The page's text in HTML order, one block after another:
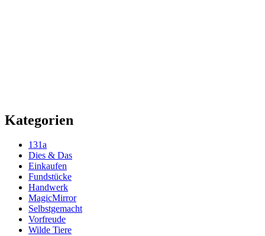
Kategorien
131a
Dies & Das
Einkaufen
Fundstücke
Handwerk
MagicMirror
Selbstgemacht
Vorfreude
Wilde Tiere